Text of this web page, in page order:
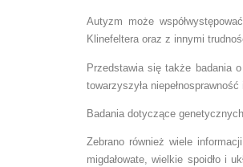
Autyzm może
Klinefeltera oraz z innymi
Przedstawia się także badania
towarzyszyła niepełnosprawność
Badania dotyczące
Zebrano również wiele
migdałowate, wielkie spoidło i